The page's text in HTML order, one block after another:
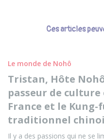
Ces articles
Le monde de Nohô
Tristan, Hôte
passeur de
France et le Kung-
traditionnel
Il y a des passions qui ne se